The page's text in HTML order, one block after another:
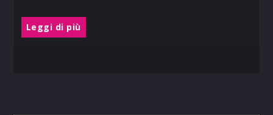
Leggi di più